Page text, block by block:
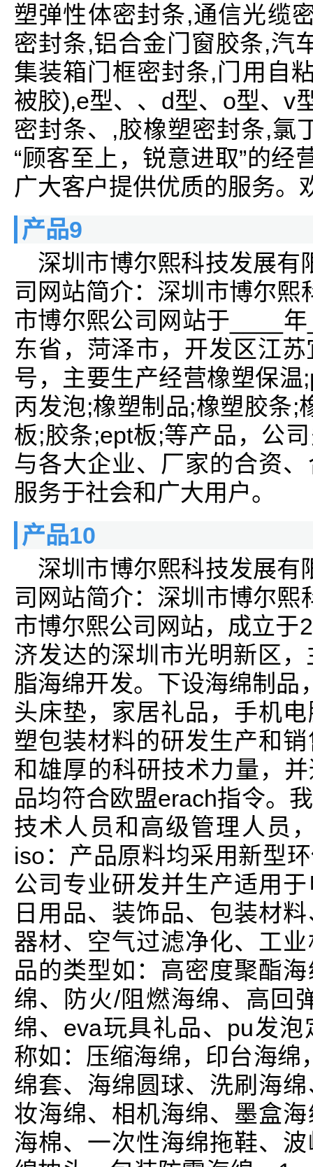
塑弹性体密封条,通信光缆
密封条,铝合金门窗胶条,汽
集装箱门框密封条,门用自
被胶),e型、、d型、o型、v
密封条、,胶橡塑密封条,氯
“顾客至上，锐意进取”的经
广大客户提供优质的服务。
产品9
深圳市博尔熙科技发展有
司网站简介：深圳市博尔
市博尔熙公司网站于____
东省，菏泽市，开发区江
号，主要生产经营橡塑保
丙发泡;橡塑制品;橡塑胶条;
板;胶条;ept板;等产品，公
与各大企业、厂家的合资
服务于社会和广大用户。
产品10
深圳市博尔熙科技发展有
司网站简介：深圳市博尔
市博尔熙公司网站，成立于
济发达的深圳市光明新区
脂海绵开发。下设海绵制品
头床垫，家居礼品，手机
塑包装材料的研发生产和
和雄厚的科研技术力量，
品均符合欧盟erach指令。
技术人员和高级管理人员
iso：产品原料均采用新型
公司专业研发并生产适用
日用品、装饰品、包装材
器材、空气过滤净化、工
品的类型如：高密度聚酯
绵、防火/阻燃海绵、高回
绵、eva玩具礼品、pu发
称如：压缩海绵，印台海绵
绵套、海绵圆球、洗刷海
妆海绵、相机海绵、墨盒
海棉、一次性海绵拖鞋、